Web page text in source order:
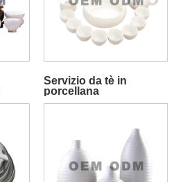
Servizio da tè in
porcellana